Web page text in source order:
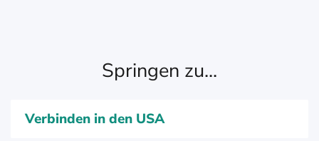
Springen zu...
Verbinden in den USA